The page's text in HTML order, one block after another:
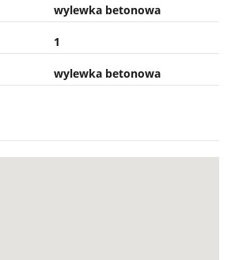
wylewka betonowa
1
wylewka betonowa